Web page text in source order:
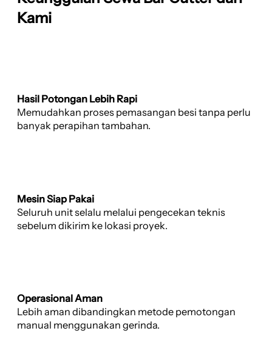
Kami
Hasil Potongan Lebih Rapi
Memudahkan proses pemasangan besi tanpa perlu
banyak perapihan tambahan.
Mesin Siap Pakai
Seluruh unit selalu melalui pengecekan teknis
sebelum dikirim ke lokasi proyek.
Operasional Aman
Lebih aman dibandingkan metode pemotongan
manual menggunakan gerinda.